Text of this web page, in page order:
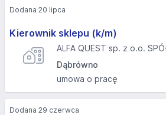
Kierownik sklepu (k/m)
ALFA QUEST sp. z o.o.
Dąbrówno
umowa o pracę
Dodana 20 lipca
Dodana 29 czerwca